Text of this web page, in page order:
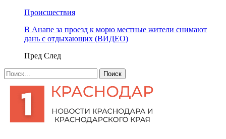
Происшествия
В Анапе за проезд к морю местные жители снимают
дань с отдыхающих (ВИДЕО)
Пред След